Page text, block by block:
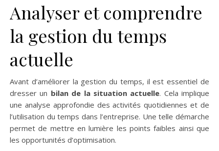
Analyser et comprendre
la gestion du temps
actuelle
Avant d’améliorer la gestion du temps, il est essentiel de
dresser un bilan de la situation actuelle. Cela implique
une analyse approfondie des activités quotidiennes et de
l’utilisation du temps dans l’entreprise. Une telle démarche
permet de mettre en lumière les points faibles ainsi que
les opportunités d’optimisation.